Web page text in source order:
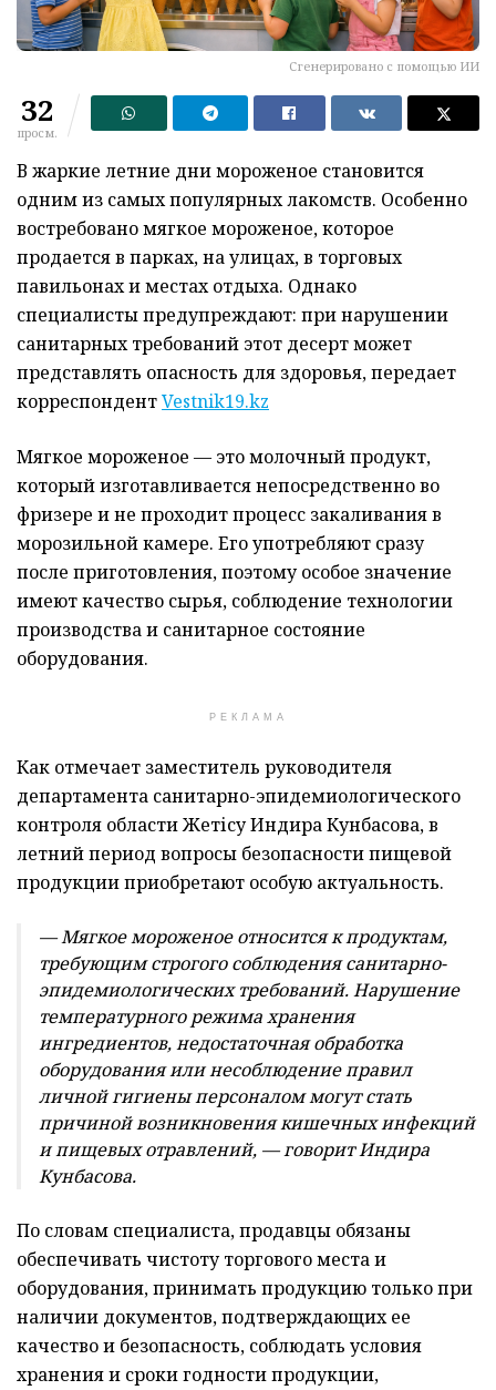
Сгенерировано с помощью ИИ
32
просм.
В жаркие летние дни мороженое становится
одним из самых популярных лакомств. Особенно
востребовано мягкое мороженое, которое
продается в парках, на улицах, в торговых
павильонах и местах отдыха. Однако
специалисты предупреждают: при нарушении
санитарных требований этот десерт может
представлять опасность для здоровья, передает
корреспондентVestnik19.kz
Мягкое мороженое — это молочный продукт,
который изготавливается непосредственно во
фризере и не проходит процесс закаливания в
морозильной камере. Его употребляют сразу
после приготовления, поэтому особое значение
имеют качество сырья, соблюдение технологии
производства и санитарное состояние
оборудования.
РЕКЛАМА
Как отмечает заместитель руководителя
департамента санитарно-эпидемиологического
контроля области Жетісу Индира Кунбасова, в
летний период вопросы безопасности пищевой
продукции приобретают особую актуальность.
— Мягкое мороженое относится к продуктам,
требующим строгого соблюдения санитарно-
эпидемиологических требований. Нарушение
температурного режима хранения
ингредиентов, недостаточная обработка
оборудования или несоблюдение правил
личной гигиены персоналом могут стать
причиной возникновения кишечных инфекций
и пищевых отравлений, — говорит Индира
Кунбасова.
По словам специалиста, продавцы обязаны
обеспечивать чистоту торгового места и
оборудования, принимать продукцию только при
наличии документов, подтверждающих ее
качество и безопасность, соблюдать условия
хранения и сроки годности продукции,